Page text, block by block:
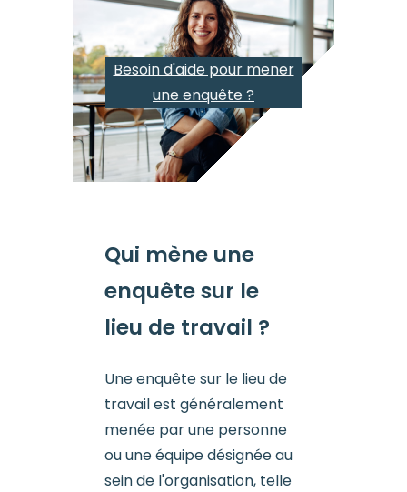
Besoin d'aide pour mener
une enquête ?
Qui mène une
enquête sur le
lieu de travail ?
Une enquête sur le lieu de
travail est généralement
menée par une personne
ou une équipe désignée au
sein de l'organisation, telle